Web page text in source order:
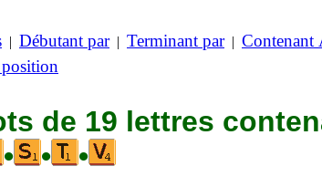
| Débutant par| Terminant par| Contenant
de 19 lettres
• • •